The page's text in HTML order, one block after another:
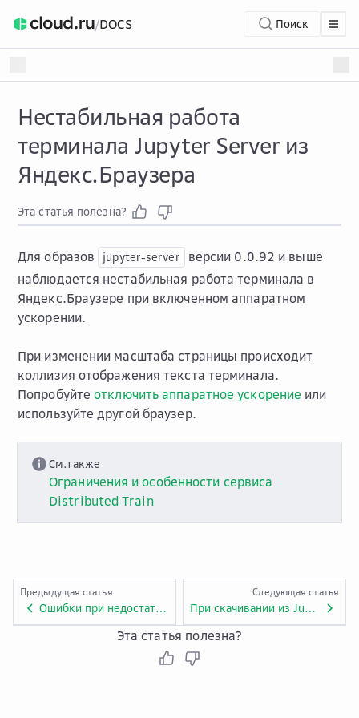
/DOCS Поиск
Нестабильная работа
терминала Jupyter Server из
Яндекс.Браузера
Эта статья полезна?
Для образов jupyter-server
версии 0.0.92 и выше
наблюдается нестабильная работа терминала в
Яндекс.Браузере при включенном аппаратном
ускорении.
При изменении масштаба страницы происходит
коллизия отображения текста терминала.
Попробуйтеотключить аппаратное ускорение или
используйте другой браузер.
См.также
Ограничения и особенности сервиса
Distributed Train
Предыдущая статья
Ошибки при недостатке места в NFS
Следующая статья
При скачивании из Jupyter Server файлов свыше 1 ГБ пропадает доступ к интерфейсу
Эта статья полезна?